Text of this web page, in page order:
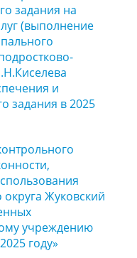
задания на
(выполнение
и
задания в 2025
округа Жуковский
учреждению
году»